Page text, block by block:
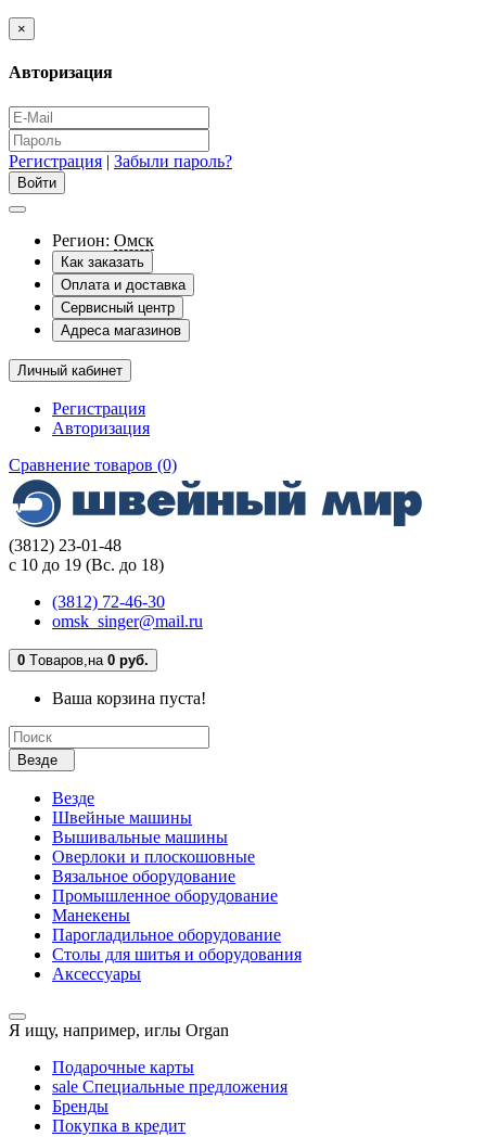
×
Авторизация
Регистрация | Забыли пароль?
Регион: Омск
Как заказать
Оплата и доставка
Сервисный центр
Адреса магазинов
Личный кабинет
Регистрация
Авторизация
Сравнение товаров (0)
(3812) 23-01-48
с 10 до 19 (Вс. до 18)
(3812) 72-46-30
omsk_singer@mail.ru
0 Tоваров,на 0 руб.
Ваша корзина пуста!
Везде
Везде
Швейные машины
Вышивальные машины
Оверлоки и плоскошовные
Вязальное оборудование
Промышленное оборудование
Манекены
Парогладильное оборудование
Столы для шитья и оборудования
Аксессуары
Я ищу, например, иглы Organ
Подарочные карты
sale Специальные предложения
Бренды
Покупка в кредит